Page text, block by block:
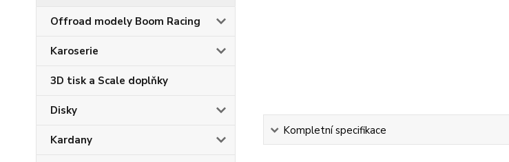
Offroad modely Boom Racing
Karoserie
3D tisk a Scale doplňky
Disky
Kardany
Kompletní specifikace